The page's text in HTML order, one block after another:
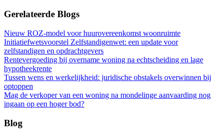
Gerelateerde Blogs
Nieuw ROZ-model voor huurovereenkomst woonruimte
Initiatiefwetsvoorstel Zelfstandigenwet: een update voor
zelfstandigen en opdrachtgevers
Rentevergoeding bij overname woning na echtscheiding en lage
hypotheekrente
Tussen wens en werkelijkheid: juridische obstakels overwinnen bij
optoppen
Mag de verkoper van een woning na mondelinge aanvaarding nog
ingaan op een hoger bod?
Blog